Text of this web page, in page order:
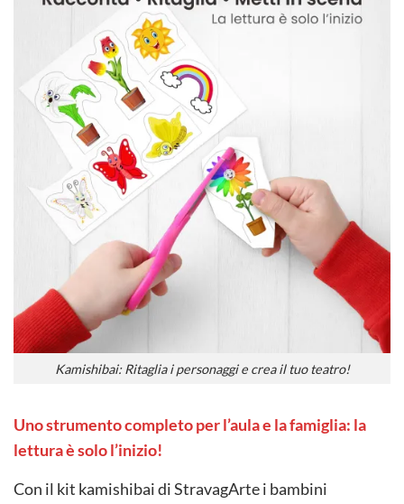
Kamishibai: Ritaglia i personaggi e crea il tuo teatro!
Uno strumento completo per l’aula e la famiglia: la
lettura è solo l’inizio!
Con il kit kamishibai di StravagArte i bambini